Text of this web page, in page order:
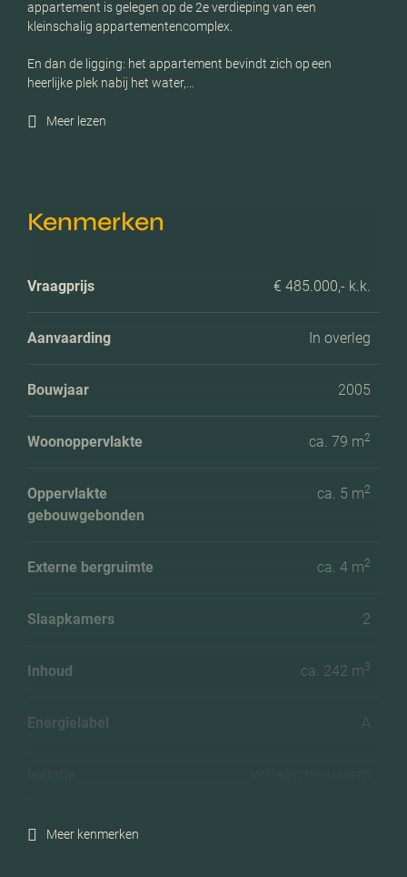
appartement is gelegen op de 2e verdieping van een
kleinschalig appartementencomplex.
En dan de ligging: het appartement bevindt zich op een
heerlijke plek nabij het water,…
Meer lezen
Kenmerken
Vraagprijs € 485.000,- k.k.
Aanvaarding In overleg
Bouwjaar 2005
Woonoppervlakte ca. 79 m2
Oppervlakte
gebouwgebonden
ca. 5 m2
Externe bergruimte ca. 4 m2
Slaapkamers 2
Inhoud ca. 242 m3
Energielabel A
Verwarming
Meer kenmerken